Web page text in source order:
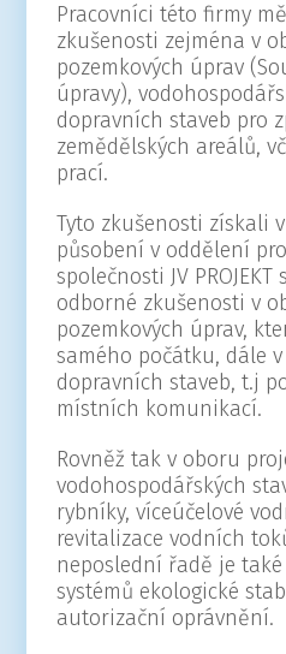
Pracovníci této firmy
zkušenosti zejména v
pozemkových úprav
úpravy),
dopravních staveb pro
zemědělských areálů,
prací.
Tyto zkušenosti získali
působení v oddělení
společnosti JV
odborné zkušenosti v
pozemkových úprav,
samého počátku, dále
dopravních staveb, t.j
místních komunikací.
Rovněž tak v oboru
vodohospodářských
rybníky, víceúčelové
revitalizace vodních
neposlední řadě je
systémů ekologické
autorizační oprávnění.